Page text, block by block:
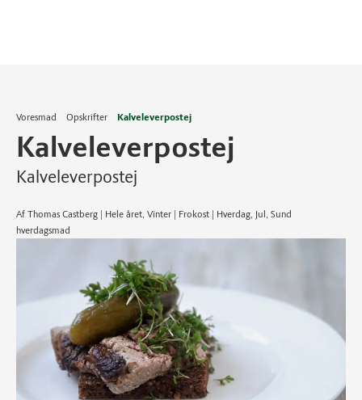
Voresmad Opskrifter Kalveleverpostej
Kalveleverpostej
Kalveleverpostej
Af Thomas Castberg | Hele året, Vinter | Frokost | Hverdag, Jul, Sund
hverdagsmad